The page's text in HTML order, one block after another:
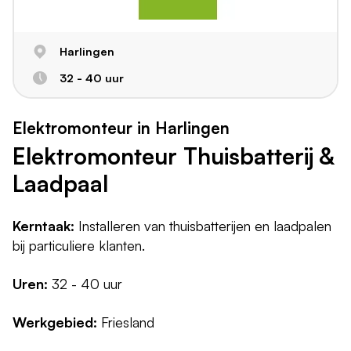
Harlingen
32 - 40 uur
Elektromonteur in Harlingen
Elektromonteur Thuisbatterij &
Laadpaal
Kerntaak: Installeren van thuisbatterijen en laadpalen
bij particuliere klanten.
Uren: 32 - 40 uur
Werkgebied: Friesland